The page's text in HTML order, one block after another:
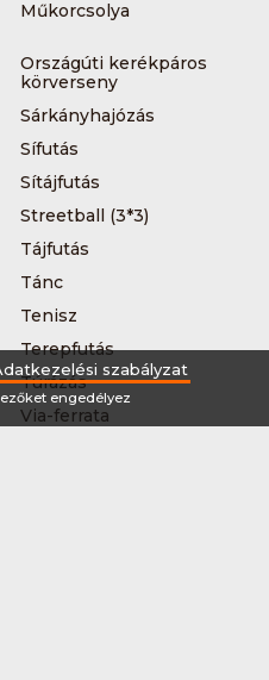
Műkorcsolya
Országúti kerékpáros
körverseny
Sárkányhajózás
Sífutás
Sítájfutás
Streetball (3*3)
Tájfutás
Tánc
Tenisz
Terepfutás
Túrázás
Via-ferrata
szabályzat
engedélyez